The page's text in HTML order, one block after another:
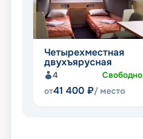
Четырехместная
двухъярусная
4 Свободно
от41 400 ₽/ место